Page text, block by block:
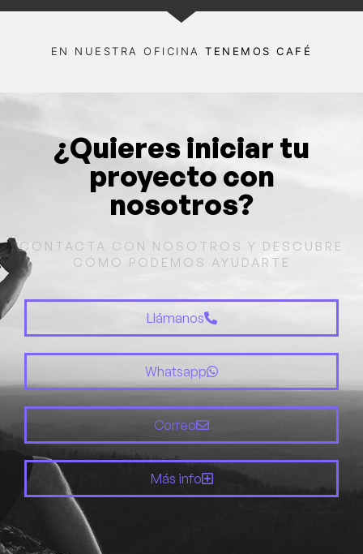
EN NUESTRA OFICINATENEMOS CAFÉ
¿Quieres iniciar tu
proyecto con
nosotros?
CONTACTA CON NOSOTROS Y DESCUBRE
CÓMO PODEMOS AYUDARTE
Llámanos
Whatsapp
Correo
Más info